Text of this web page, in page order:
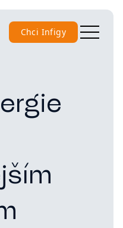
Chci Infigy